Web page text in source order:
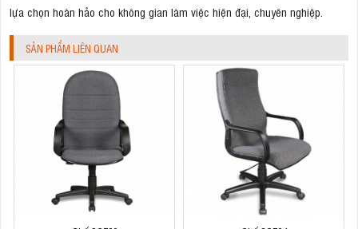
lựa chọn hoàn hảo cho không gian làm việc hiện đại, chuyên nghiệp.
SẢN PHẨM LIÊN QUAN